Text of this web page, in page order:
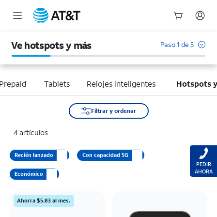
Ve hotspots y más Paso 1 de 5
Tablets Relojes inteligentes Hotspots
Filtrar y ordenar
4 artículos
Recién lanzado Con capacidad 5G
Económico
Ahorra $5.83 al mes.
PEDIR
AHORA